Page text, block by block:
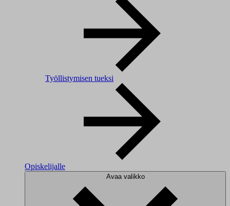
Työllistymisen tueksi
Opiskelijalle
Avaa valikko